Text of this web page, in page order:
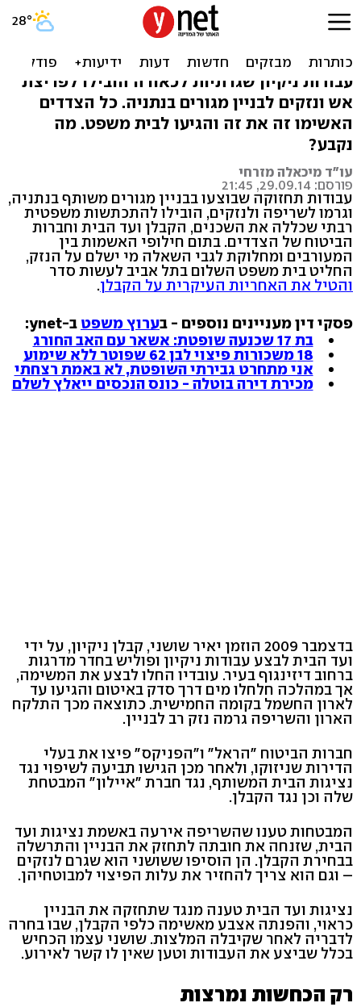
מי אשם בשריפה: השכנים,
הקבלן או הביטוח?
עבודות ניקיון שגרתיות לכאורה הובילו לפריצת
אש ונזקים לבניין מגורים בנתניה. כל הצדדים
האשימו זה את זה והגיעו לבית משפט. מה
נקבע?
עו"ד מיכאלה מזרחי
פורסם: 29.09.14, 21:45
עבודות תחזוקה שבוצעו בבניין מגורים משותף בנתניה,
וגרמו לשריפה ולנזקים, הובילו להתכתשות משפטית
רבתי שכללה את השכנים, הקבלן ועד הבית וחברות
הביטוח של הצדדים. בתום חילופי האשמות בין
המעורבים ומחלוקת לגבי השאלה מי ישלם על הנזק,
החליט בית משפט השלום בתל אביב לעשות סדר
והטיל את האחריות העיקרית על הקבלן.
פסקי דין מעניינים נוספים - בערוץ משפט ב-ynet:
בת 17 שכנעה שופטת: אשאר עם האב החורג
18 משכורות פיצוי לבן 62 שפוטר ללא שימוע
אני מתחרט גבירתי השופטת, לא באמת רצחתי
מכירת דירה בוטלה - כונס הנכסים ייאלץ לשלם
בדצמבר 2009 הוזמן יאיר שושני, קבלן ניקיון, על ידי
ועד הבית לבצע עבודות ניקיון ופוליש בחדר מדרגות
ברחוב דיזינגוף בעיר. עובדיו החלו לבצע את המשימה,
אך במהלכה חלחלו מים דרך סדק באיטום והגיעו עד
לארון החשמל בקומה החמישית. כתוצאה מכך התלקח
הארון והשריפה גרמה נזק רב לבניין.
חברות הביטוח "הראל" ו"הפניקס" פיצו את בעלי
הדירות שניזוקו, ולאחר מכן הגישו תביעה לשיפוי נגד
נציגות הבית המשותף, נגד חברת "איילון" המבטחת
שלה וכן נגד הקבלן.
המבטחות טענו שהשריפה אירעה באשמת נציגות ועד
הבית, שזנחה את חובתה לתחזק את הבניין והתרשלה
בבחירת הקבלן. הן הוסיפו ששושני הוא שגרם לנזקים
– וגם הוא צריך להחזיר את עלות הפיצוי למבוטחיהן.
נציגות ועד הבית טענה מנגד שתחזקה את הבניין
כראוי, והפנתה אצבע מאשימה כלפי הקבלן, שבו בחרה
לדבריה לאחר שקיבלה המלצות. שושני עצמו הכחיש
בכלל שביצע את העבודות וטען שאין לו קשר לאירוע.
רק הכחשות נמרצות